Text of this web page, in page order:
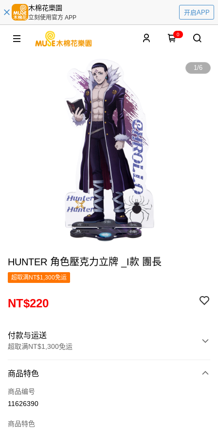
木棉花樂園
立刻使用官方 APP
开启APP
0
1/6
HUNTER 角色壓克力立牌 _I款 團長
超取满NT$1,300免运
NT$220
付款与运送
超取满NT$1,300免运
信用卡一次付款
超商取货付款
商品特色
商品编号
11626390
商品特色